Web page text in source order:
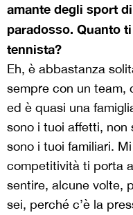
amante degli sport
paradosso. Quanto
tennista?
Eh, è abbastanza
sempre con un team,
ed è quasi una
sono i tuoi affetti, non
sono i tuoi familiari.
competitività ti porta
sentire, alcune volte,
sei, perché c’è la